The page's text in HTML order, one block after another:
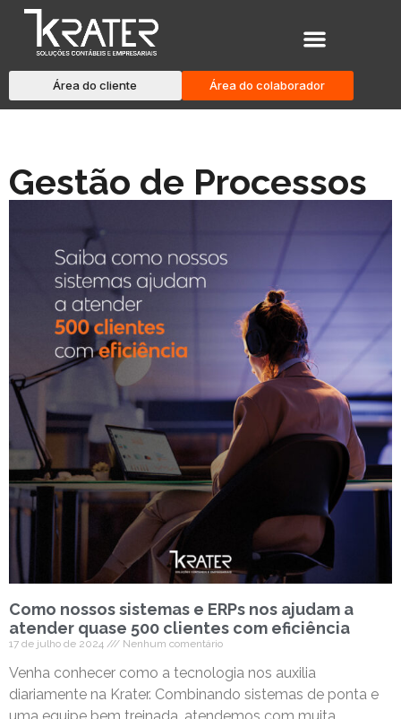
Área do cliente Área do colaborador
Gestão de Processos
Como nossos sistemas e ERPs nos ajudam a
atender quase 500 clientes com eficiência
17 de julho de 2024 Nenhum comentário
Venha conhecer como a tecnologia nos auxilia
diariamente na Krater. Combinando sistemas de ponta e